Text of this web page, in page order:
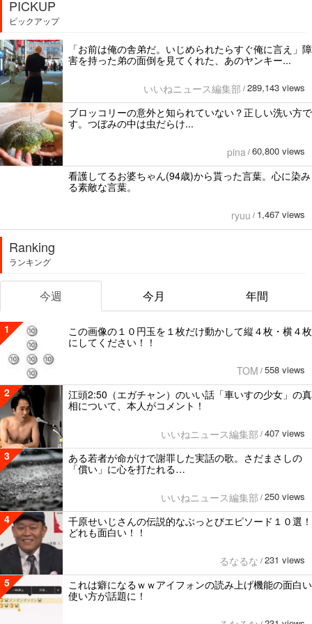
PICKUP
ピックアップ
「お前は俺の舎弟だ。いじめられたらすぐ俺に言え」障
害を持った弟の面倒を見てくれた、あのヤンキー...
いいねニュース編集部 / 289,143 views
ブロッコリーの意外と知られていない？正しい洗い方で
す。つぼみの中は虫だらけ...
pina / 60,800 views
看護してるお婆ちゃん(94歳)から貰った言葉。心に染み
る素敵な言葉。
ryuu / 1,467 views
Ranking
ランキング
今週 今月 年間
1
この画像の１０円玉を１枚だけ動かして縦４枚・横４枚
にしてください！！
TOM / 558 views
2
江頭2:50（エガチャン）のいい話「車いすの少女」の真
相について、本人がコメント！
いいねニュース編集部 / 407 views
3
ある若者が命がけで謝罪した実話の歌。さだまさしの
「償い」に心を打たれる…
いいねニュース編集部 / 250 views
4
千原せいじさんの伝説的なぶっとびエピソード１０選！
どれも面白い！！
るなるな / 231 views
5
これは癖になるｗｗアイフォンの読み上げ機能の面白い
使い方が話題に！